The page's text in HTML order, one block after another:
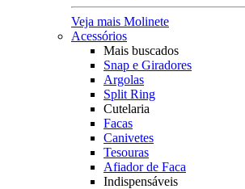
Veja mais Molinete
Acessórios
Mais buscados
Snap e Giradores
Argolas
Split Ring
Cutelaria
Facas
Canivetes
Tesouras
Afiador de Faca
Indispensáveis